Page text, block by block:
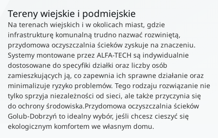
Tereny wiejskie i podmiejskie
Na terenach wiejskich i w okolicach miast, gdzie
infrastrukturę komunalną trudno nazwać rozwiniętą,
przydomowa oczyszczalnia ścieków zyskuje na znaczeniu.
Systemy montowane przez ALFA-TECH są indywidualnie
dostosowane do specyfiki działki oraz liczby osób
zamieszkujących ją, co zapewnia ich sprawne działanie oraz
minimalizuje ryzyko problemów. Tego rodzaju rozwiązanie nie
tylko sprzyja niezależności od sieci, ale także przyczynia się
do ochrony środowiska.Przydomowa oczyszczalnia ścieków
Golub-Dobrzyń to idealny wybór, jeśli chcesz cieszyć się
ekologicznym komfortem we własnym domu.